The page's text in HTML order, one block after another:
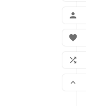



